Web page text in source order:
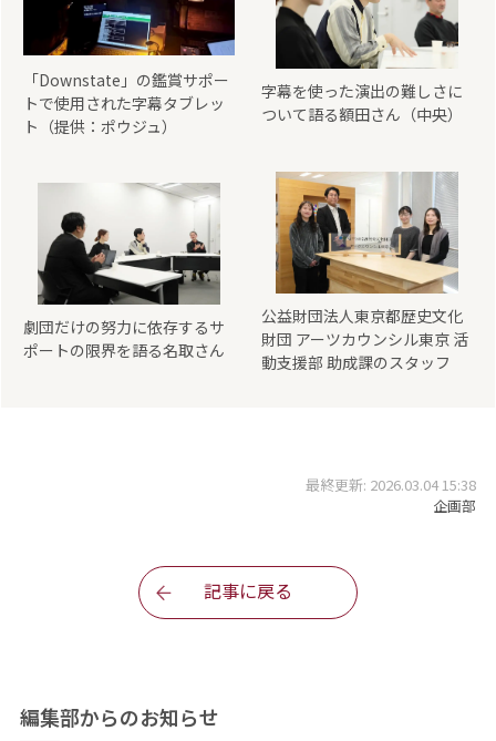
「Downstate」の鑑賞サポー
トで使用された字幕タブレッ
ト（提供：ポウジュ）
字幕を使った演出の難しさに
ついて語る額田さん（中央）
劇団だけの努力に依存するサ
ポートの限界を語る名取さん
公益財団法人東京都歴史文化
財団 アーツカウンシル東京 活
動支援部 助成課のスタッフ
最終更新: 2026.03.04 15:38
企画部
記事に戻る
編集部からのお知らせ